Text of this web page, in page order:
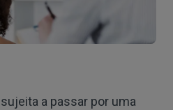
a passar por uma